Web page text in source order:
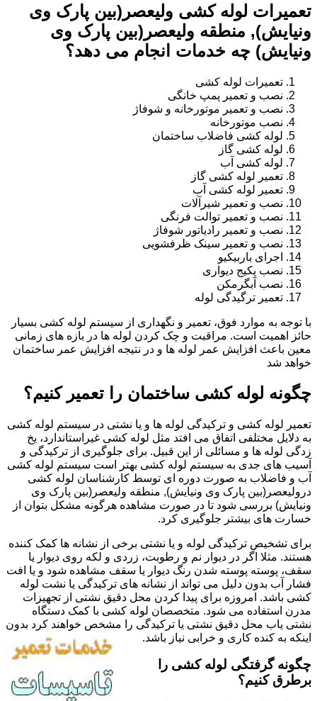
تعمیرات لوله کشی ولیعصر(بین پارک وی
ونیایش), منطقه ولیعصر(بین پارک وی
ونیایش) چه خدمات انجام می دهد؟
تعمیرات لوله کشی
نصب و تعمیر پمپ خانگی
نصب و تعمیر موتورخانه و شوفاژ
نصب موتورخانه
لوله کشی فاضلاب ساختمان
لوله کشی گاز
لوله کشی آب
تعمیر لوله کشی گاز
تعمیر لوله کشی آب
نصب و تعمیر شیرآلات
نصب و تعمیر توالت فرنگی
نصب و تعمیر رادیاتور شوفاژ
نصب و تعمیر سینک ظرفشویی
اجرای باربیکیو
نصب پکیج دیواری
نصب آبگرمکن
تعمیر ترگیدگی لوله
با توجه به موارد فوق، تعمیر و نگهداری از سیستم لوله کشی بسیار
حائز اهمیت است. مراقبت و چک کردن لوله ها در بازه های زمانی
معین باعث افزایش عمر لوله ها و در نتیجه افزایش عمر ساختمان
خواهد شد
چگونه لوله کشی ساختمان را تعمیر کنیم؟
تعمیر لوله کشی و ترکیدگی لوله ها و یا نشتی در سیستم لوله کشی
به دلایل مختلفی اتفاق می افتد مثل لوله کشی غیراستاندارد، یخ
زدگی لوله ها و مسائلی از این قبیل. برای جلوگیری از ترکیدگی و
آسیب های جدی به سیستم لوله کشی بهتر است سیستم لوله کشی
آب و فاضلاب به صورت دوره ای توسط کارشناسان لوله کشی
درولیعصر(بین پارک وی ونیایش), منطقه ولیعصر(بین پارک وی
ونیایش) بررسی شود تا در صورت مشاهده هرگونه مشکل بتوان از
خسارت های بیشتر جلوگیری کرد.
برای تشخیص ترکیدگی لوله و یا نشتی برخی از نشانه ها کمک کننده
هستند. مثلا اگر در دیوار نم و رطوبت، زردی و لکه روی دیوار یا
سقف، پوسته پوسته شدن رنگ دیوار یا سقف مشاهده شود و یا افت
فشار آب بدون دلیل می تواند از نشانه های ترکیدگی یا نشت لوله
کشی باشد. امروزه برای پیدا کردن محل دقیق نشتی از تجهیزات
مدرن استفاده می شود. متخصصان لوله کشی با کمک دستگاه
نشتی یاب محل دقیق نشتی یا ترکیدگی را مشخص خواهند کرد بدون
اینکه به کنده کاری و خرابی نیاز باشد.
چگونه گرفتگی لوله کشی را
برطرق کنیم؟